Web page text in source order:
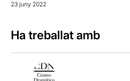
23 juny 2022
Ha treballat amb